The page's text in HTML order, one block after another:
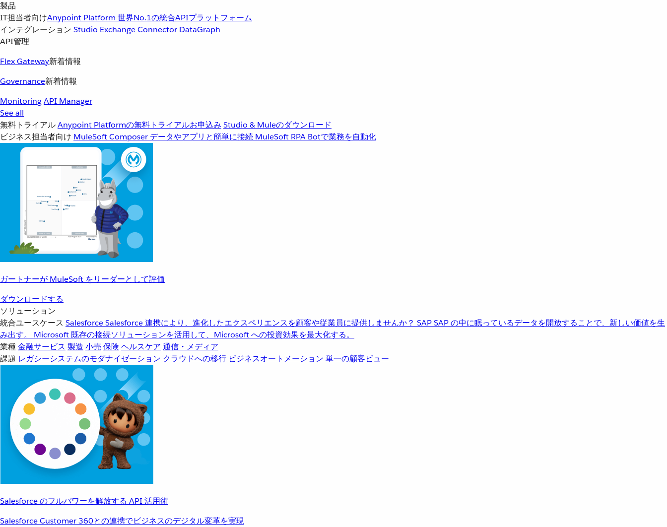
製品
IT担当者向けAnypoint Platform 世界No.1の統合APIプラットフォーム
インテグレーション Studio ExchangeConnector DataGraph
API管理
Flex Gateway新着情報
Governance新着情報
MonitoringAPI Manager
See all
無料トライアルAnypoint Platformの無料トライアルお申込み Studio & Muleのダウンロード
ビジネス担当者向け MuleSoft Composer データやアプリと簡単に接続 MuleSoft RPA Botで業務を自動化
ガートナーが MuleSoft をリーダーとして評価
ダウンロードする
ソリューション
統合ユースケース SalesforceSalesforce 連携により、進化したエクスペリエンスを顧客や従業員に提供しませんか？ SAPSAP の中に眠っているデータを開放することで、新しい価値を生
み出す。
Microsoft 既存の接続ソリューションを活用して、Microsoft への投資効果を最大化する。
業種金融サービス 製造 小売 保険 ヘルスケア 通信・メディア
課題 レガシーシステムのモダナイゼーション クラウドへの移行 ビジネスオートメーション 単一の顧客ビュー
Salesforce のフルパワーを解放する API 活用術
Salesforce Customer 360との連携でビジネスのデジタル変革を実現